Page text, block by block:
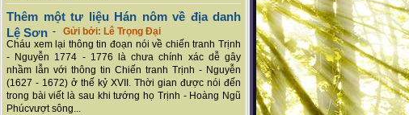
Thêm một tư liệu Hán nôm về địa danh
Lệ Sơn - Gửi bởi: Lê Trọng Đại
Cháu xem lại thông tin đoạn nói về chiến tranh Trịnh
- Nguyễn 1774 - 1776 là chưa chính xác dễ gây
nhầm lẫn với thông tin Chiến tranh Trịnh - Nguyễn
(1627 - 1672) ở thế kỷ XVII. Thời gian được nói đến
trong bài viết là sau khi tướng họ Trịnh - Hoàng Ngũ
Phúcvượt sông...